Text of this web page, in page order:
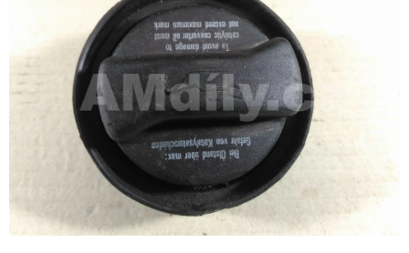
hvězdiček.